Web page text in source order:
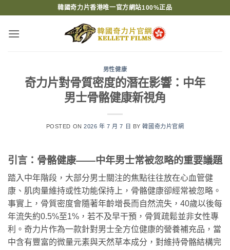
content
韓國奇力片香港唯一官方網站100%正品
男性健康
奇力片對骨質密度的潛在影響：中年
男士骨骼健康新視角
POSTED ON2026 年 7 月 7 日 BY韓國奇力片官網
引言：骨骼健康——中年男士常被忽略的重要議題
踏入中年階段，大部分男士關注的焦點往往放在心血管健
康、肌肉量維持或性功能保持上，骨骼健康卻經常被忽略。
事實上，骨質密度會隨著年齡增長而自然流失，40歲以後每
年流失約0.5%至1%，若不及早干預，骨質疏鬆並非女性專
利。奇力片作為一款針對男士全方位健康的營養補充品，當
中含有豐富的微量元素與天然草本成分，對維持骨骼結構完